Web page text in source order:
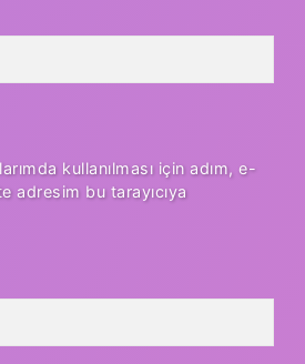
kullanılması için adım, e-
adresim bu tarayıcıya